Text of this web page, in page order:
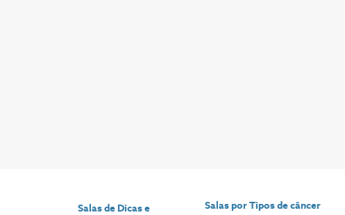
Salas de Dicas e
Salas por Tipos de câncer